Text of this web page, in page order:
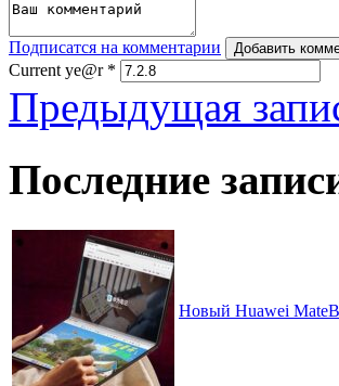
Подписатся на комментарии Добавить
Current ye@r *
Предыдущая
Последние
Новый Huawei